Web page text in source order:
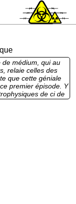
médium, qui au
relaie celles des
que cette géniale
premier épisode. Y
de ci de
mais globalement ça
passionnant et bien